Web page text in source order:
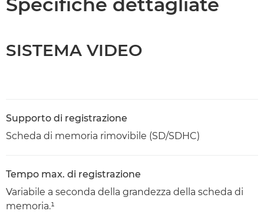
SISTEMA VIDEO
Supporto di registrazione
Scheda di memoria rimovibile (SD/SDHC)
Tempo max. di registrazione
Variabile a seconda della grandezza della scheda di
memoria.¹